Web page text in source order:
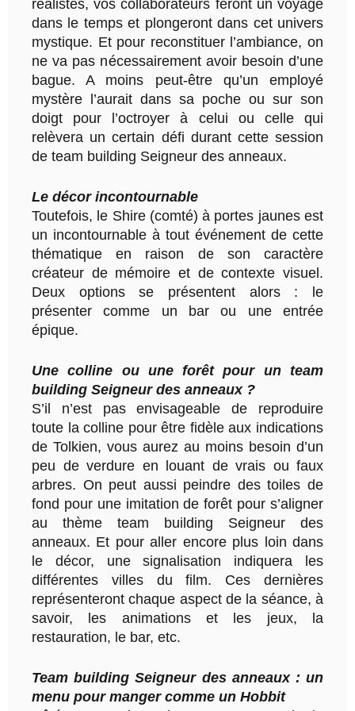
réalistes, vos collaborateurs feront un voyage
dans le temps et plongeront dans cet univers
mystique. Et pour reconstituer l’ambiance, on
ne va pas nécessairement avoir besoin d’une
bague. A moins peut-être qu’un employé
mystère l’aurait dans sa poche ou sur son
doigt pour l’octroyer à celui ou celle qui
relèvera un certain défi durant cette session
de team building Seigneur des anneaux.
Le décor incontournable
Toutefois, le Shire (comté) à portes jaunes est
un incontournable à tout événement de cette
thématique en raison de son caractère
créateur de mémoire et de contexte visuel.
Deux options se présentent alors : le
présenter comme un bar ou une entrée
épique.
Une colline ou une forêt pour un team
building Seigneur des anneaux ?
S’il n’est pas envisageable de reproduire
toute la colline pour être fidèle aux indications
de Tolkien, vous aurez au moins besoin d’un
peu de verdure en louant de vrais ou faux
arbres. On peut aussi peindre des toiles de
fond pour une imitation de forêt pour s’aligner
au thème team building Seigneur des
anneaux. Et pour aller encore plus loin dans
le décor, une signalisation indiquera les
différentes villes du film. Ces dernières
représenteront chaque aspect de la séance, à
savoir, les animations et les jeux, la
restauration, le bar, etc.
Team building Seigneur des anneaux : un
menu pour manger comme un Hobbit